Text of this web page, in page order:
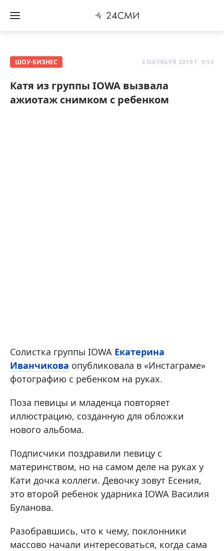
ШОУ-БИЗНЕС 3 ОКТЯБРЯ 2019 Г. 9:55
Катя из группы IOWA вызвала
ажиотаж снимком с ребенком
Солистка группы IOWA Екатерина
Иванчикова опубликовала в «Инстаграме»
фотографию с ребенком на руках.
Поза певицы и младенца повторяет
иллюстрацию, созданную для обложки
нового альбома.
Подписчики поздравили певицу с
материнством, но на самом деле на руках у
Кати дочка коллеги. Девочку зовут Есения,
это второй ребенок ударника IOWA Василия
Буланова.
Разобравшись, что к чему, поклонники
массово начали интересоваться, когда сама